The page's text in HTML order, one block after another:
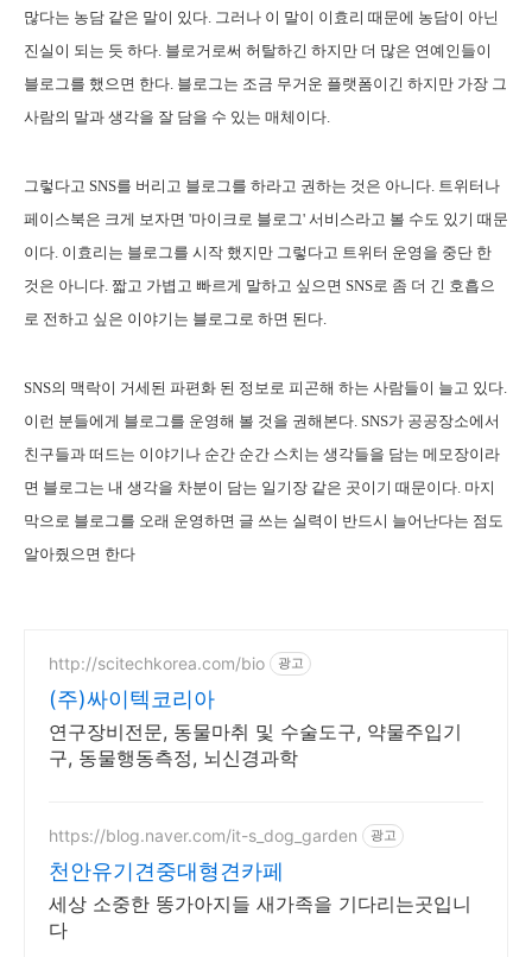
많다는 농담 같은 말이 있다. 그러나 이 말이 이효리 때문에 농담이 아닌
진실이 되는 듯 하다. 블로거로써 허탈하긴 하지만 더 많은 연예인들이
블로그를 했으면 한다. 블로그는 조금 무거운 플랫폼이긴 하지만 가장 그
사람의 말과 생각을 잘 담을 수 있는 매체이다.
그렇다고 SNS를 버리고 블로그를 하라고 권하는 것은 아니다. 트위터나
페이스북은 크게 보자면 '마이크로 블로그' 서비스라고 볼 수도 있기 때문
이다. 이효리는 블로그를 시작 했지만 그렇다고 트위터 운영을 중단 한
것은 아니다. 짧고 가볍고 빠르게 말하고 싶으면 SNS로 좀 더 긴 호흡으
로 전하고 싶은 이야기는 블로그로 하면 된다.
SNS의 맥락이 거세된 파편화 된 정보로 피곤해 하는 사람들이 늘고 있다.
이런 분들에게 블로그를 운영해 볼 것을 권해본다. SNS가 공공장소에서
친구들과 떠드는 이야기나 순간 순간 스치는 생각들을 담는 메모장이라
면 블로그는 내 생각을 차분이 담는 일기장 같은 곳이기 때문이다. 마지
막으로 블로그를 오래 운영하면 글 쓰는 실력이 반드시 늘어난다는 점도
알아줬으면 한다
http://scitechkorea.com/bio 광고
(주)싸이텍코리아
연구장비전문, 동물마취 및 수술도구, 약물주입기
구, 동물행동측정, 뇌신경과학
https://blog.naver.com/it-s_dog_garden 광고
천안유기견중대형견카페
세상 소중한 똥가아지들 새가족을 기다리는곳입니
다